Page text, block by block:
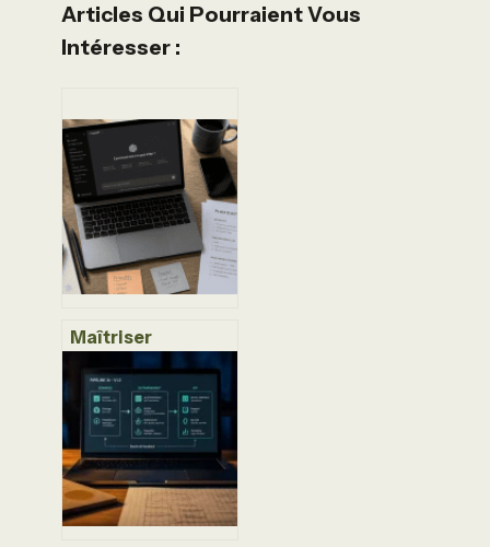
Articles Qui Pourraient Vous
Intéresser :
Maîtriser
ChatGPT : 3
méthodes de
prompting pour
décupler votre
efficacité
opérationnelle